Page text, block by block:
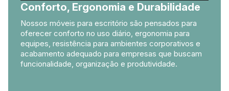
Conforto, Ergonomia e Durabilidade
Nossos móveis para escritório são pensados para
oferecer conforto no uso diário, ergonomia para
equipes, resistência para ambientes corporativos e
acabamento adequado para empresas que buscam
funcionalidade, organização e produtividade.